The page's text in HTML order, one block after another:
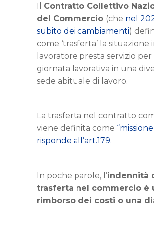
Il Contratto Collettivo
del Commercio (che nel
subito dei cambiamenti)
come ‘trasferta’ la situazione
lavoratore presta servizio per
giornata lavorativa in una
sede abituale di lavoro.
La trasferta nel contratto
viene definita come
risponde all’art.179.
In poche parole, l’indennità
trasferta nel commercio è
rimborso dei costi o una